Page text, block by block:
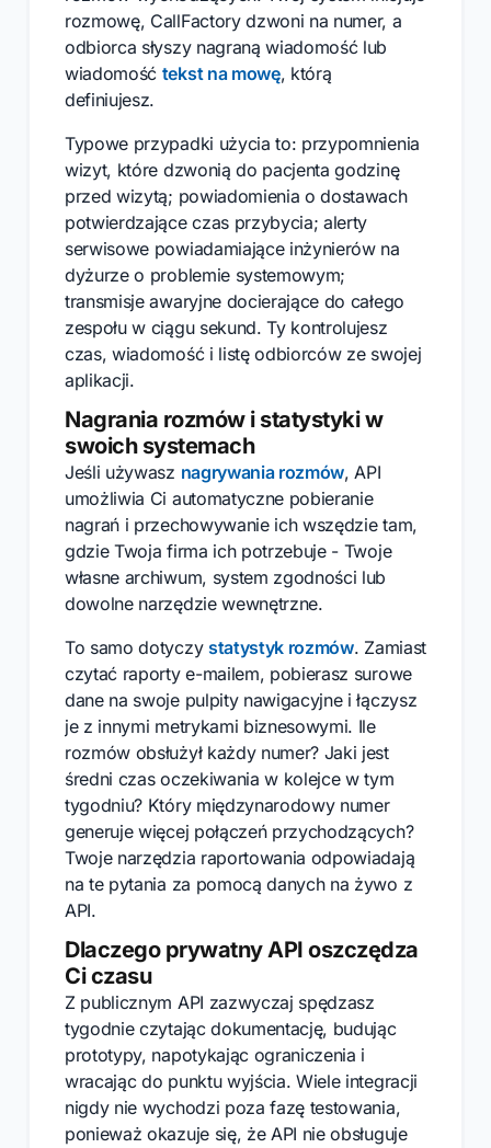
rozmowę, CallFactory dzwoni na numer, a
odbiorca słyszy nagraną wiadomość lub
wiadomość tekst na mowę, którą
definiujesz.
Typowe przypadki użycia to: przypomnienia
wizyt, które dzwonią do pacjenta godzinę
przed wizytą; powiadomienia o dostawach
potwierdzające czas przybycia; alerty
serwisowe powiadamiające inżynierów na
dyżurze o problemie systemowym;
transmisje awaryjne docierające do całego
zespołu w ciągu sekund. Ty kontrolujesz
czas, wiadomość i listę odbiorców ze swojej
aplikacji.
Nagrania rozmów i statystyki w
swoich systemach
Jeśli używasz nagrywania rozmów, API
umożliwia Ci automatyczne pobieranie
nagrań i przechowywanie ich wszędzie tam,
gdzie Twoja firma ich potrzebuje - Twoje
własne archiwum, system zgodności lub
dowolne narzędzie wewnętrzne.
To samo dotyczy statystyk rozmów. Zamiast
czytać raporty e-mailem, pobierasz surowe
dane na swoje pulpity nawigacyjne i łączysz
je z innymi metrykami biznesowymi. Ile
rozmów obsłużył każdy numer? Jaki jest
średni czas oczekiwania w kolejce w tym
tygodniu? Który międzynarodowy numer
generuje więcej połączeń przychodzących?
Twoje narzędzia raportowania odpowiadają
na te pytania za pomocą danych na żywo z
API.
Dlaczego prywatny API oszczędza
Ci czasu
Z publicznym API zazwyczaj spędzasz
tygodnie czytając dokumentację, budując
prototypy, napotykając ograniczenia i
wracając do punktu wyjścia. Wiele integracji
nigdy nie wychodzi poza fazę testowania,
ponieważ okazuje się, że API nie obsługuje